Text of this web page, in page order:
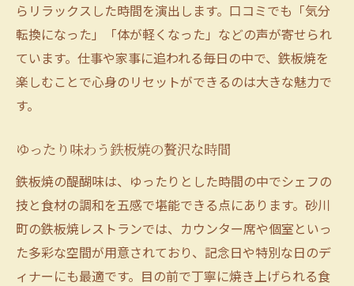
らリラックスした時間を演出します。口コミでも「気分
転換になった」「体が軽くなった」などの声が寄せられ
ています。仕事や家事に追われる毎日の中で、鉄板焼を
楽しむことで心身のリセットができるのは大きな魅力で
す。
ゆったり味わう鉄板焼の贅沢な時間
鉄板焼の醍醐味は、ゆったりとした時間の中でシェフの
技と食材の調和を五感で堪能できる点にあります。砂川
町の鉄板焼レストランでは、カウンター席や個室といっ
た多彩な空間が用意されており、記念日や特別な日のデ
ィナーにも最適です。目の前で丁寧に焼き上げられる食